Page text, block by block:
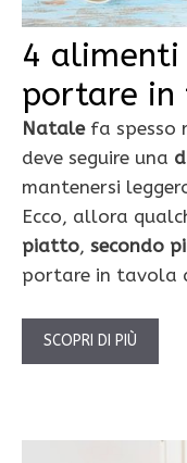
4
portare in
Natalefa spesso
deve seguire una
mantenersi
Ecco, allora
piatto, secondo
portare in tavola
SCOPRI DI PIÙ